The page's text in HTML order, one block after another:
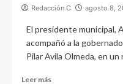
Redacción C agosto 8,
El presidente municipal,
acompañó a la
Pilar Avila Olmeda, en
Leer más